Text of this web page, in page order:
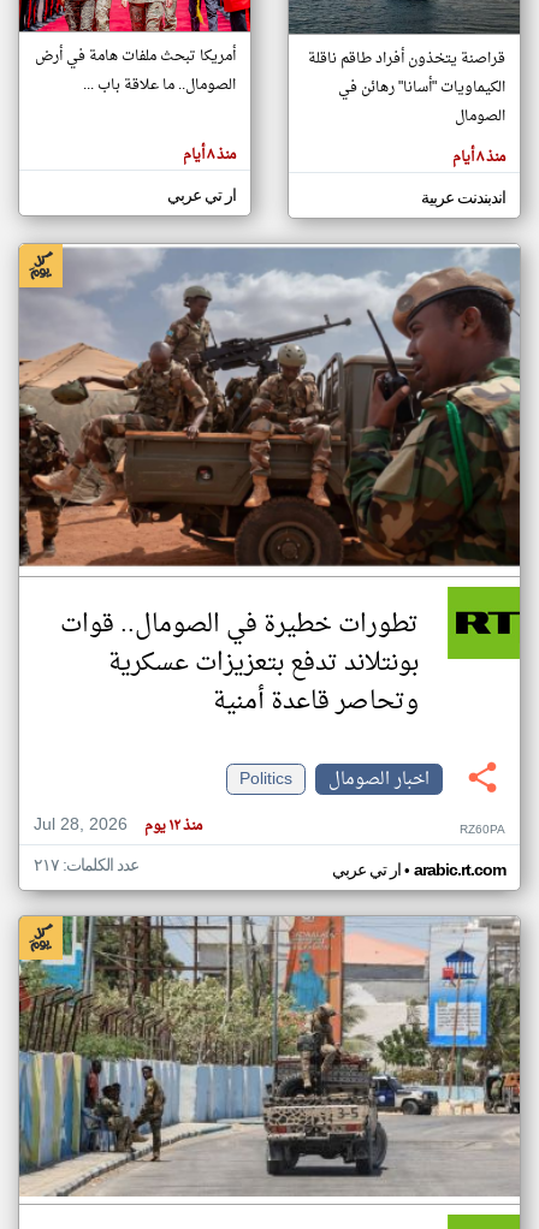
تغيير الدولة
اخبار الصومال على مدار الساعة
أهم اخبار الصومال العاجلة والمباشرة
المقالات
هنا عن
وجهة
كاتبيها.
قراصنة يتخذون أفراد طاقم ناقلة
الكيماويات "أسانا" رهائن في
الصومال
منذ ٨ أيام
اندبندنت عربية
أمريكا تبحث ملفات هامة في أرض
الصومال.. ما علاقة باب ...
منذ ٨ أيام
ار تي عربي
تطورات خطيرة في الصومال.. قوات
بونتلاند تدفع بتعزيزات عسكرية
وتحاصر قاعدة أمنية
اخبار الصومال
Politics
Jul 28, 2026
منذ ١٢ يوم RZ60PA
ار تي عربي• arabic.rt.com عدد الكلمات: ٢١٧
klyoum.com